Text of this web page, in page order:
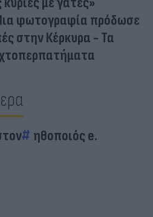
φωτογραφία πρόδωσε
στην Κέρκυρα - Τα
ηθοποιός e.